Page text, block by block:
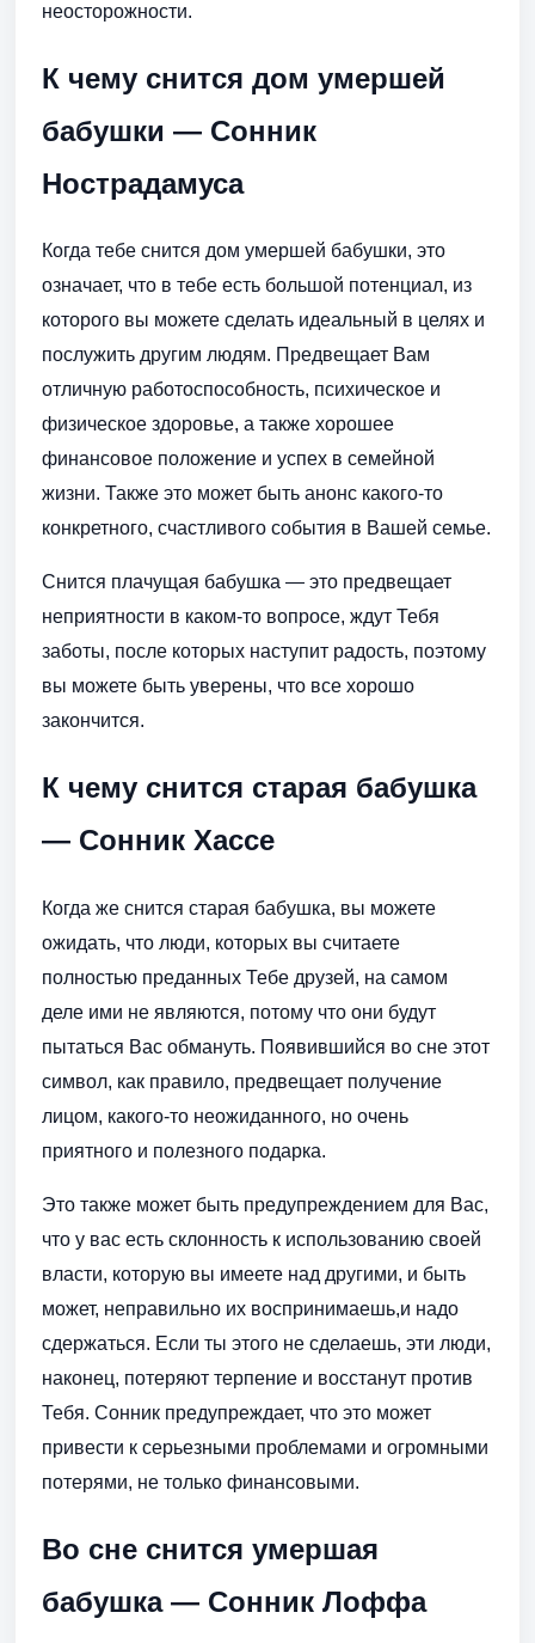
неосторожности.
К чему снится дом умершей
бабушки — Сонник
Нострадамуса
Когда тебе снится дом умершей бабушки, это
означает, что в тебе есть большой потенциал, из
которого вы можете сделать идеальный в целях и
послужить другим людям. Предвещает Вам
отличную работоспособность, психическое и
физическое здоровье, а также хорошее
финансовое положение и успех в семейной
жизни. Также это может быть анонс какого-то
конкретного, счастливого события в Вашей семье.
Снится плачущая бабушка — это предвещает
неприятности в каком-то вопросе, ждут Тебя
заботы, после которых наступит радость, поэтому
вы можете быть уверены, что все хорошо
закончится.
К чему снится старая бабушка
— Сонник Хассе
Когда же снится старая бабушка, вы можете
ожидать, что люди, которых вы считаете
полностью преданных Тебе друзей, на самом
деле ими не являются, потому что они будут
пытаться Вас обмануть. Появившийся во сне этот
символ, как правило, предвещает получение
лицом, какого-то неожиданного, но очень
приятного и полезного подарка.
Это также может быть предупреждением для Вас,
что у вас есть склонность к использованию своей
власти, которую вы имеете над другими, и быть
может, неправильно их воспринимаешь,и надо
сдержаться. Если ты этого не сделаешь, эти люди,
наконец, потеряют терпение и восстанут против
Тебя. Сонник предупреждает, что это может
привести к серьезными проблемами и огромными
потерями, не только финансовыми.
Во сне снится умершая
бабушка — Сонник Лоффа